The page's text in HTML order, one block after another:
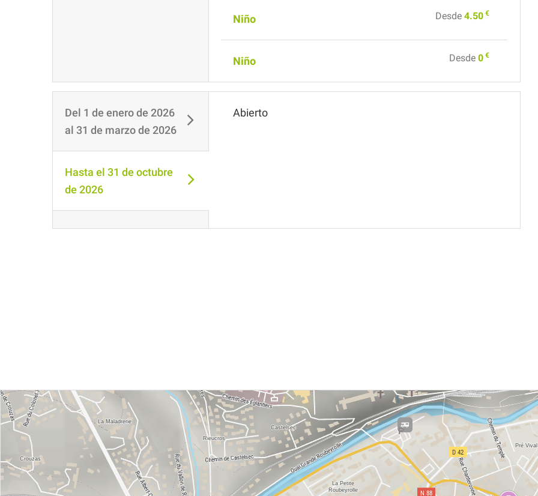
Niño Desde4.50 €
Niño Desde0 €
Del 1 de enero de 2026
al 31 de marzo de 2026
Hasta el 31 de octubre
de 2026
Abierto